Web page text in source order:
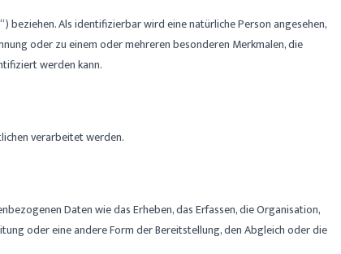
Als identifizierbar wird eine natürliche Person angesehen,
oder zu einem oder mehreren besonderen Merkmalen, die
werden kann.
verarbeitet werden.
Daten wie das Erheben, das Erfassen, die Organisation,
oder eine andere Form der Bereitstellung, den Abgleich oder die